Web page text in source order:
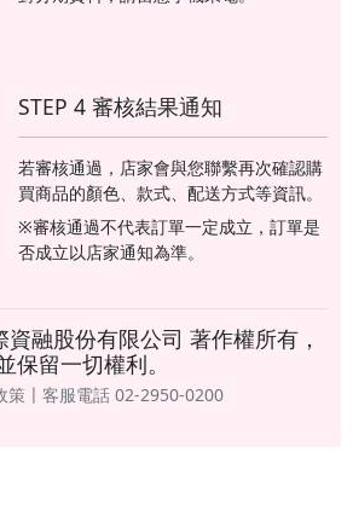
STEP 4 審核結果通知
若審核通過，店家會與您聯繫再次確認購
買商品的顏色、款式、配送方式等資訊。
※審核通過不代表訂單一定成立，訂單是
否成立以店家通知為準。
融股份有限公司 著作權所有，
保留一切權利。
策〡客服電話 02-2950-0200